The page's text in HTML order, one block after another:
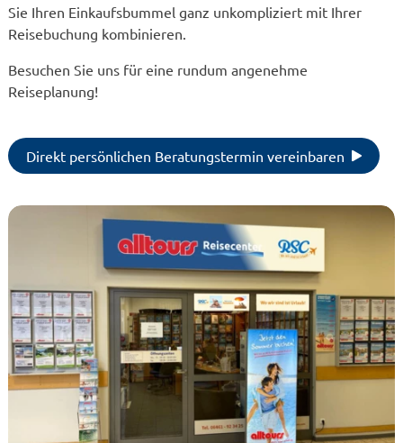
Sie Ihren Einkaufsbummel ganz unkompliziert mit Ihrer
Reisebuchung kombinieren.
Besuchen Sie uns für eine rundum angenehme
Reiseplanung!
Direkt persönlichen Beratungstermin vereinbaren